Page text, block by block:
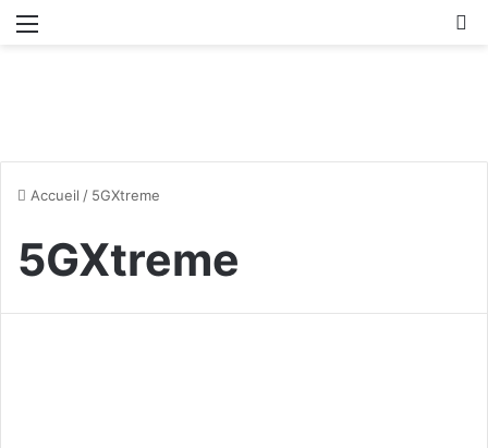
Accueil / 5GXtreme
5GXtreme